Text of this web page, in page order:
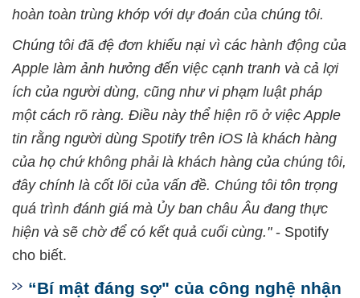
hoàn toàn trùng khớp với dự đoán của chúng tôi.
Chúng tôi đã đệ đơn khiếu nại vì các hành động của
Apple làm ảnh hưởng đến việc cạnh tranh và cả lợi
ích của người dùng, cũng như vi phạm luật pháp
một cách rõ ràng. Điều này thể hiện rõ ở việc Apple
tin rằng người dùng Spotify trên iOS là khách hàng
của họ chứ không phải là khách hàng của chúng tôi,
đây chính là cốt lõi của vấn đề. Chúng tôi tôn trọng
quá trình đánh giá mà Ủy ban châu Âu đang thực
hiện và sẽ chờ để có kết quả cuối cùng." - Spotify
cho biết.
“Bí mật đáng sợ" của công nghệ nhận